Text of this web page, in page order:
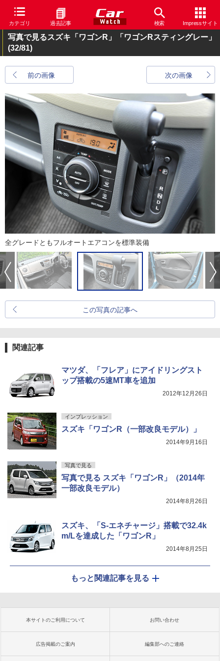
カテゴリ 過去記事 検索 Impressサイト
写真で見るスズキ「ワゴンR」「ワゴンRスティングレー」
(32/81)
前の画像 次の画像
全グレードともフルオートエアコンを標準装備
この写真の記事へ
関連記事
マツダ、「フレア」にアイドリングスト
ップ搭載の5速MT車を追加
2012年12月26日
インプレッション
スズキ「ワゴンR（一部改良モデル）」
2014年9月16日
写真で見る
写真で見る スズキ「ワゴンR」（2014年
一部改良モデル）
2014年8月26日
スズキ、「S-エネチャージ」搭載で32.4k
m/Lを達成した「ワゴンR」
2014年8月25日
もっと関連記事を見る
本サイトのご利用について お問い合わせ
広告掲載のご案内 編集部へのご連絡